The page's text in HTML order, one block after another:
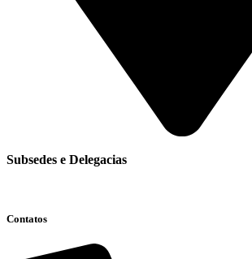
Subsedes e Delegacias
Contatos